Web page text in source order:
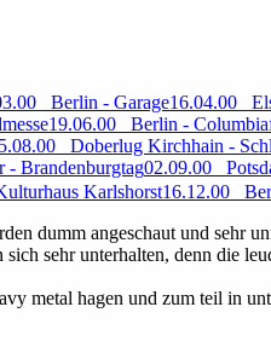
Berlin - Garage16.04.00
19.06.00 Berlin -
Doberlug Kirchhain -
Brandenburgtag02.09.00
Karlshorst16.12.00
dumm angeschaut und sehr
sehr unterhalten, denn die
hagen und zum teil in